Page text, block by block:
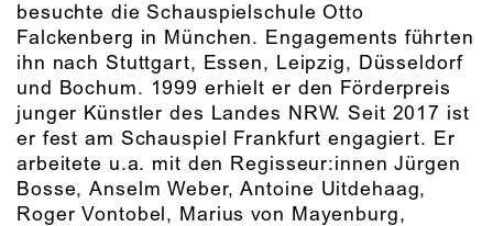
besuchte die Schauspielschule Otto
Falckenberg in München. Engagements führten
ihn nach Stuttgart, Essen, Leipzig, Düsseldorf
und Bochum. 1999 erhielt er den Förderpreis
junger Künstler des Landes NRW. Seit 2017 ist
er fest am Schauspiel Frankfurt engagiert. Er
arbeitete u.a. mit den Regisseur:innen Jürgen
Bosse, Anselm Weber, Antoine Uitdehaag,
Roger Vontobel, Marius von Mayenburg,